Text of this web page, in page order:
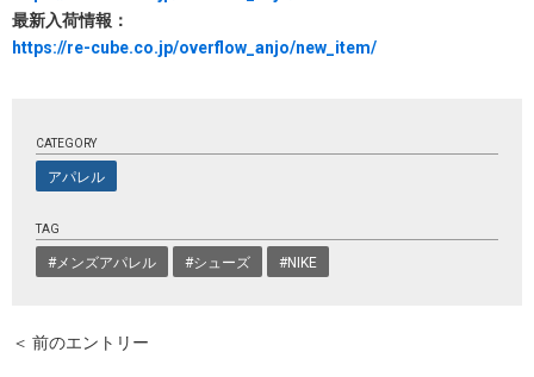
最新入荷情報：
https://re-cube.co.jp/overflow_anjo/new_item/
CATEGORY
アパレル
TAG
#メンズアパレル #シューズ #NIKE
＜ 前のエントリー